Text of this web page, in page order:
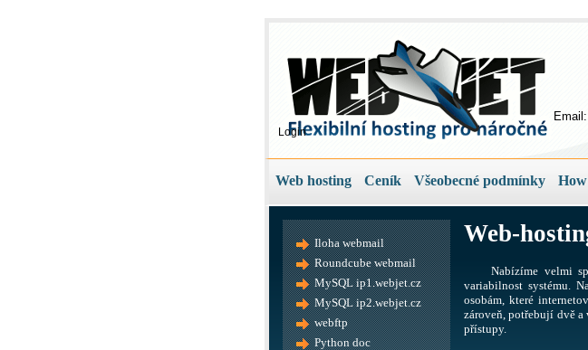
Email:
Login
Web hosting Ceník Všeobecné podmínky
Web-
Nabízíme velmi
variabilnost systému.
osobám, které
zároveň, potřebují dvě
přístupy.
Iloha webmail
Roundcube webmail
MySQL ip1.webjet.cz
MySQL ip2.webjet.cz
webftp
Python doc